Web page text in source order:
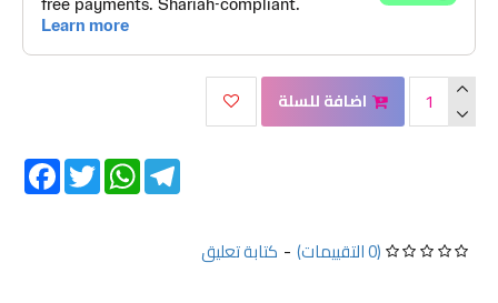
(0 التقييمات) - كتابة تعليق
اضافة للسلة
Twitter
WhatsAppTelegram